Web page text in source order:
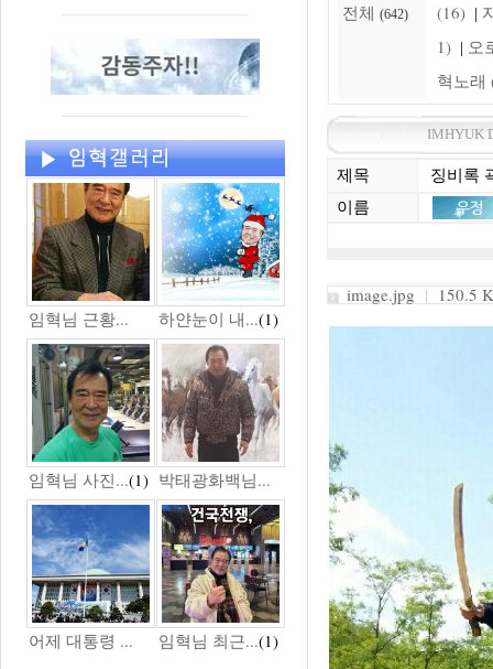
임혁님 근황... 하얀눈이 내...(1)
임혁님 사진...(1) 박태광화백님...
어제 대통령 ... 임혁님 최근...(1)
전체 (642)
(16) |
1) | 오
혁노래
IMHYUK
제목
징비록
이름
image.jpg | 150.5